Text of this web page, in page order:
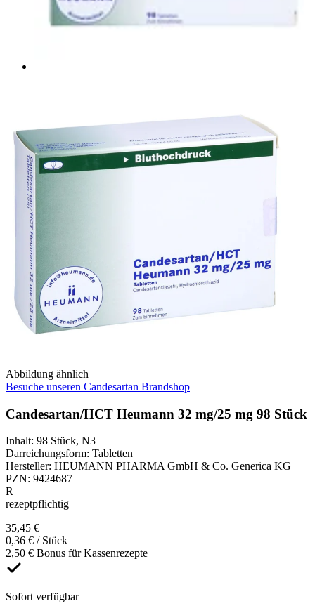
Abbildung ähnlich
Besuche unseren Candesartan Brandshop
Candesartan/HCT Heumann 32 mg/25 mg 98 Stück
Inhalt: 98 Stück, N3
Darreichungsform: Tabletten
Hersteller: HEUMANN PHARMA GmbH & Co. Generica KG
PZN: 9424687
R
rezeptpflichtig
35,45 €
0,36 € / Stück
2,50 € Bonus für Kassenrezepte
Sofort verfügbar